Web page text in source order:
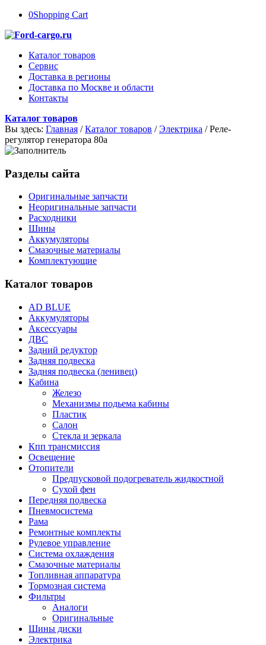
0Shopping Cart
Каталог товаров
Сервис
Доставка в регионы
Доставка по Москве и области
Контакты
Каталог товаров
Вы здесь: Главная / Каталог товаров / Электрика / Реле-
регулятор генератора 80a
Разделы сайта
Оригинальные запчасти
Неоригинальные запчасти
Расходники
Шины
Аккумуляторы
Смазочные материалы
Комплектующие
Каталог товаров
AD BLUE
Аккумуляторы
Аксессуары
ДВС
Задний редуктор
Задняя подвеска
Задняя подвеска (ленивец)
Кабина
Железо
Механизмы подьема кабины
Пластик
Салон
Стекла и зеркала
Кпп трансмиссия
Освещение
Отопители
Предпусковой подогреватель жидкостной
Сухой фен
Передняя подвеска
Пневмосистема
Рама
Ремонтные комплекты
Рулевое управление
Система охлаждения
Смазочные материалы
Топливная аппаратура
Тормозная система
Фильтры
Аналоги
Оригинальные
Шины диски
Электрика